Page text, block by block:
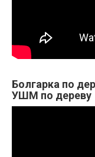
Болгарка по
УШМ по дереву